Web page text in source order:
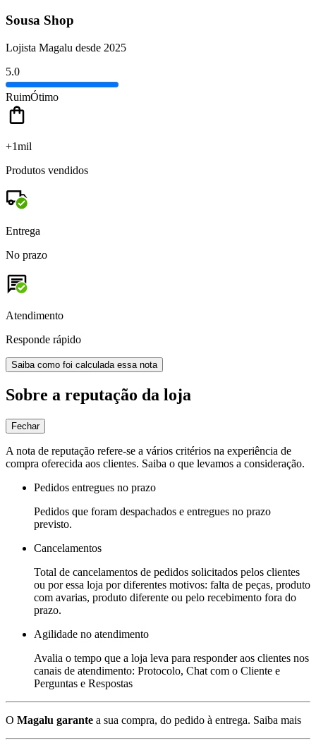
Sousa Shop
Lojista Magalu desde 2025
5.0
RuimÓtimo
+1mil
Produtos vendidos
Entrega
No prazo
Atendimento
Responde rápido
Saiba como foi calculada essa nota
Sobre a reputação da loja
Fechar
A nota de reputação refere-se a vários critérios na experiência de
compra oferecida aos clientes. Saiba o que levamos a consideração.
Pedidos entregues no prazo
Pedidos que foram despachados e entregues no prazo
previsto.
Cancelamentos
Total de cancelamentos de pedidos solicitados pelos clientes
ou por essa loja por diferentes motivos: falta de peças, produto
com avarias, produto diferente ou pelo recebimento fora do
prazo.
Agilidade no atendimento
Avalia o tempo que a loja leva para responder aos clientes nos
canais de atendimento: Protocolo, Chat com o Cliente e
Perguntas e Respostas
O Magalu garante a sua compra, do pedido à entrega. Saiba mais